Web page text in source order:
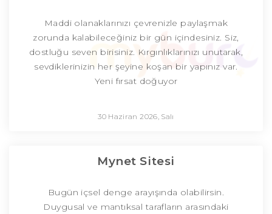
Maddi olanaklarınızı çevrenizle paylaşmak
zorunda kalabileceğiniz bir gün içindesiniz. Siz,
dostluğu seven birisiniz. Kırgınlıklarınızı unutarak,
sevdiklerinizin her şeyine koşan bir yapınız var.
Yeni fırsat doğuyor
30 Haziran 2026, Salı
Mynet Sitesi
Bugün içsel denge arayışında olabilirsin.
Duygusal ve mantıksal tarafların arasındaki